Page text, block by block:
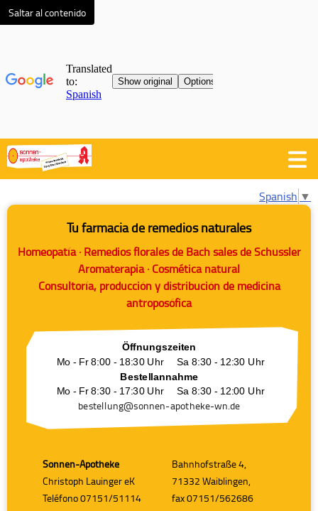
Saltar al contenido
Spanish ▼
Tu farmacia de remedios naturales
Homeopatía · Remedios florales de Bachsales de Schüssler
Aromaterapia · Cosmética natural
Consultoría, producción y distribución de medicina
antroposófica
Öffnungszeiten
Mo - Fr 8:00 - 18:30 Uhr
Sa 8:30 - 12:30 Uhr
Bestellannahme
Mo - Fr 8:30 - 17:30 Uhr
Sa 8:30 - 12:00 Uhr
bestellung@sonnen-apotheke-wn.de
Sonnen-Apotheke
Christoph Lauinger eK
Teléfono 07151/51114
Bahnhofstraße 4,
71332 Waiblingen,
fax 07151/562686